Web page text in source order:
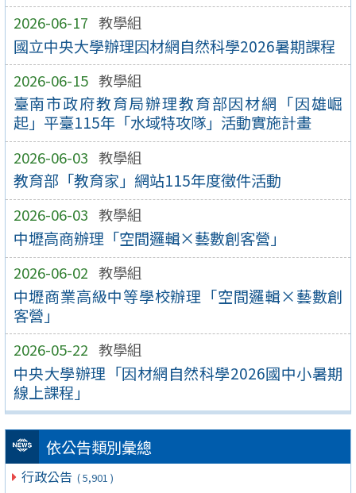
2026-06-17 教學組
國立中央大學辦理因材網自然科學2026暑期課程
2026-06-15 教學組
臺南市政府教育局辦理教育部因材網「因雄崛
起」平臺115年「水域特攻隊」活動實施計畫
2026-06-03 教學組
教育部「教育家」網站115年度徵件活動
2026-06-03 教學組
中壢高商辦理「空間邏輯×藝數創客營」
2026-06-02 教學組
中壢商業高級中等學校辦理「空間邏輯×藝數創
客營」
2026-05-22 教學組
中央大學辦理「因材網自然科學2026國中小暑期
線上課程」
依公告類別彙總
行政公告 ( 5,901 )